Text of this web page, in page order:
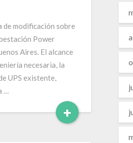
de modificación sobre
Power
Aires. El alcance
necesaria, la
UPS existente,
…
+Leer
Más